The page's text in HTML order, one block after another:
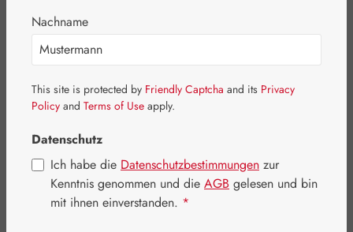
Nachname
This site is protected by Friendly Captcha and its Privacy
Policy and Terms of Use apply.
Datenschutz
Ich habe die Datenschutzbestimmungen zur
Kenntnis genommen und die AGB gelesen und bin
mit ihnen einverstanden. *